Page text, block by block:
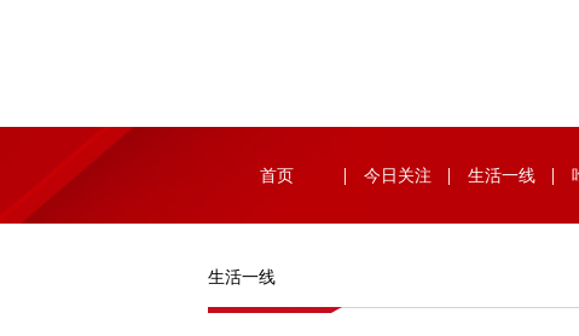
首页 今日关注 生活一线
生活一线